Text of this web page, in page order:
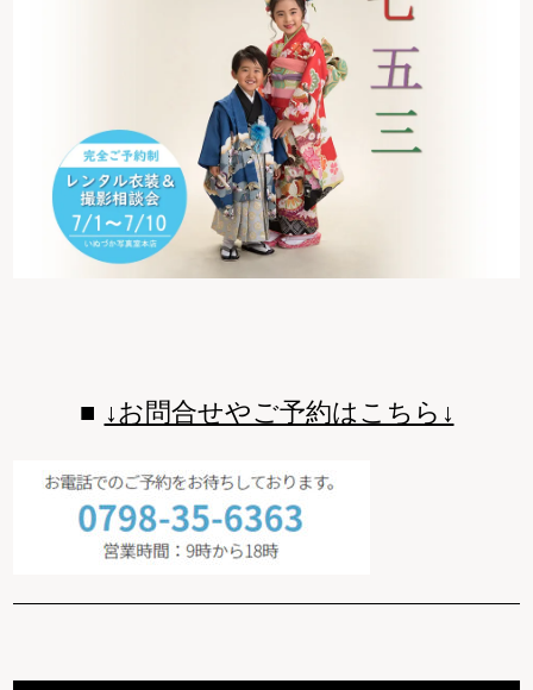
↓お問合せやご予約はこちら↓